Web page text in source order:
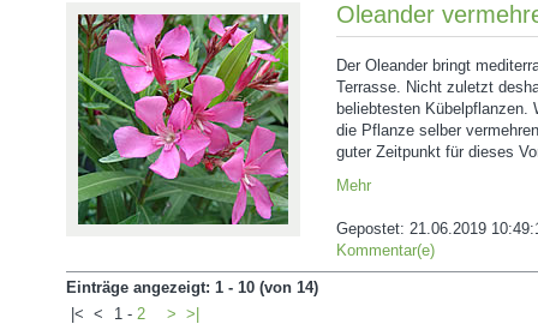
Oleander
Der Oleander bringt
Terrasse. Nicht zuletzt
beliebtesten Kübelpflanzen.
die Pflanze selber
guter Zeitpunkt für dieses
Mehr
Gepostet: 21.06.2019
Kommentar(e)
Einträge angezeigt: 1 - 10 (von 14)
|< < 1 - 2 > >|